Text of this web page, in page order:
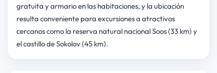
gratuita y armario en las habitaciones, y la ubicación
resulta conveniente para excursiones a atractivos
cercanos como la reserva natural nacional Soos (33 km) y
el castillo de Sokolov (45 km).